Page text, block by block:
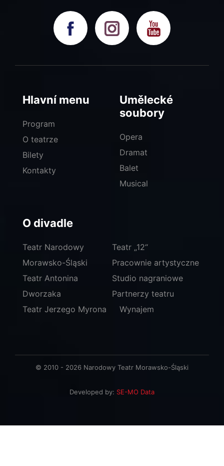
Hlavní menu
Program
O teatrze
Bilety
Kontakty
Umělecké
soubory
Opera
Dramat
Balet
Musical
O divadle
Teatr Narodowy
Morawsko-Śląski
Teatr Antonina
Dworzaka
Teatr Jerzego Myrona
Teatr „12“
Pracownie artystyczne
Studio nagraniowe
Partnerzy teatru
Wynajem
© 2010 - 2026 Narodowy Teatr Morawsko-Śląski
Developed by: SE-MO Data